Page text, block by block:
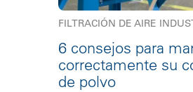
FILTRACIÓN DE AIRE
6 consejos para
correctamente su
de polvo